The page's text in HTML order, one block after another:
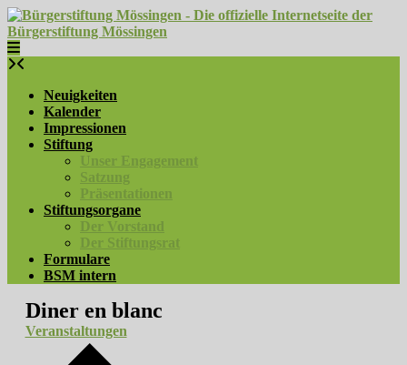
Skip
to
content
Neuigkeiten
Kalender
Impressionen
Stiftung
Unser Engagement
Satzung
Präsentationen
Stiftungsorgane
Der Vorstand
Der Stiftungsrat
Formulare
BSM intern
Diner en blanc
Veranstaltungen